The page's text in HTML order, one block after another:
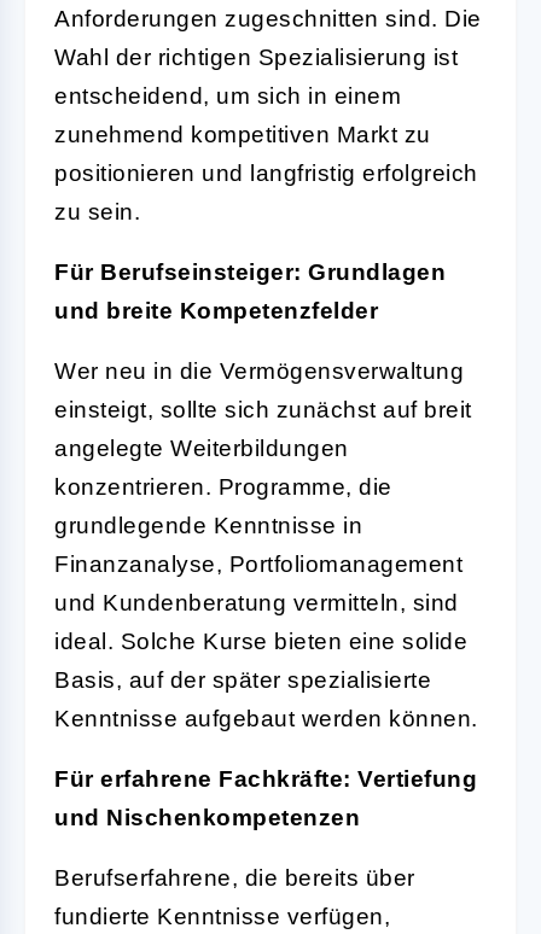
Anforderungen zugeschnitten sind. Die
Wahl der richtigen Spezialisierung ist
entscheidend, um sich in einem
zunehmend kompetitiven Markt zu
positionieren und langfristig erfolgreich
zu sein.
Für Berufseinsteiger: Grundlagen
und breite Kompetenzfelder
Wer neu in die Vermögensverwaltung
einsteigt, sollte sich zunächst auf breit
angelegte Weiterbildungen
konzentrieren. Programme, die
grundlegende Kenntnisse in
Finanzanalyse, Portfoliomanagement
und Kundenberatung vermitteln, sind
ideal. Solche Kurse bieten eine solide
Basis, auf der später spezialisierte
Kenntnisse aufgebaut werden können.
Für erfahrene Fachkräfte: Vertiefung
und Nischenkompetenzen
Berufserfahrene, die bereits über
fundierte Kenntnisse verfügen,